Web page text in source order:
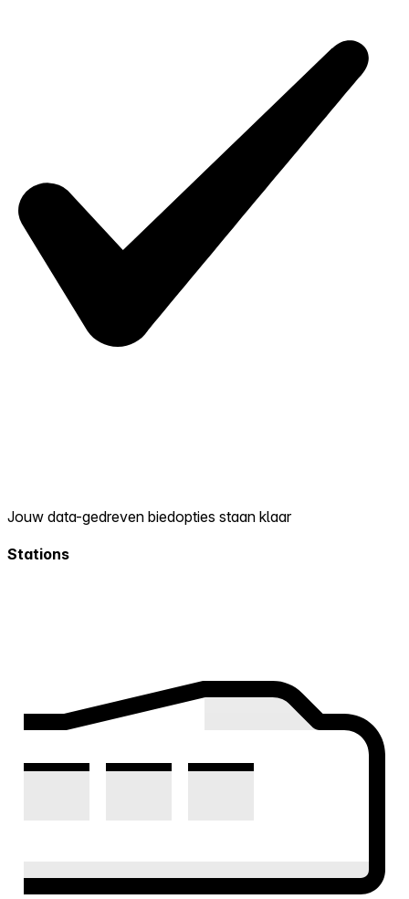
Jouw data-gedreven biedopties staan klaar
Stations